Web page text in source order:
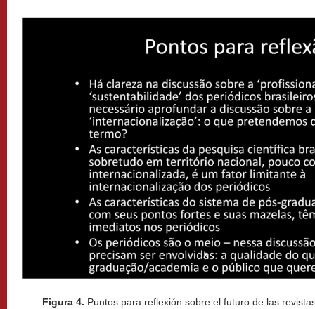
Figura 4. Puntos para reflexión sobre el futuro de las